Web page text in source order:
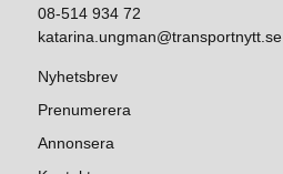
08-514 934 72
katarina.ungman@transportnytt.se
Nyhetsbrev
Prenumerera
Annonsera